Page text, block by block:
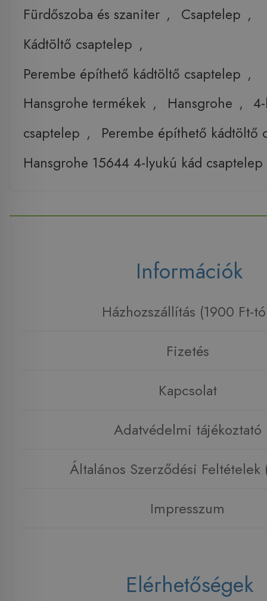
Fürdőszoba és szaniter , Csaptelep ,
Kádtöltő csaptelep ,
Perembe építhető kádtöltő csaptelep ,
Hansgrohe termékek , Hansgrohe ,
csaptelep ,
Perembe építhető kádtöltő
Hansgrohe 15644 4-lyukú kád csaptelep
Információk
Házhozszállítás (1900 Ft-
Fizetés
Kapcsolat
Adatvédelmi tájékoztató
Általános Szerződési Feltételek
Impresszum
Elérhetőségek